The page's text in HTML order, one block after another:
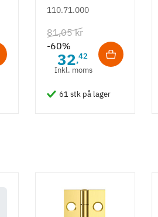
rustfrit stål m/
- 490 mm
110.71.000
81,05 kr
-60%
32,42
Inkl. moms
61 stk på lager